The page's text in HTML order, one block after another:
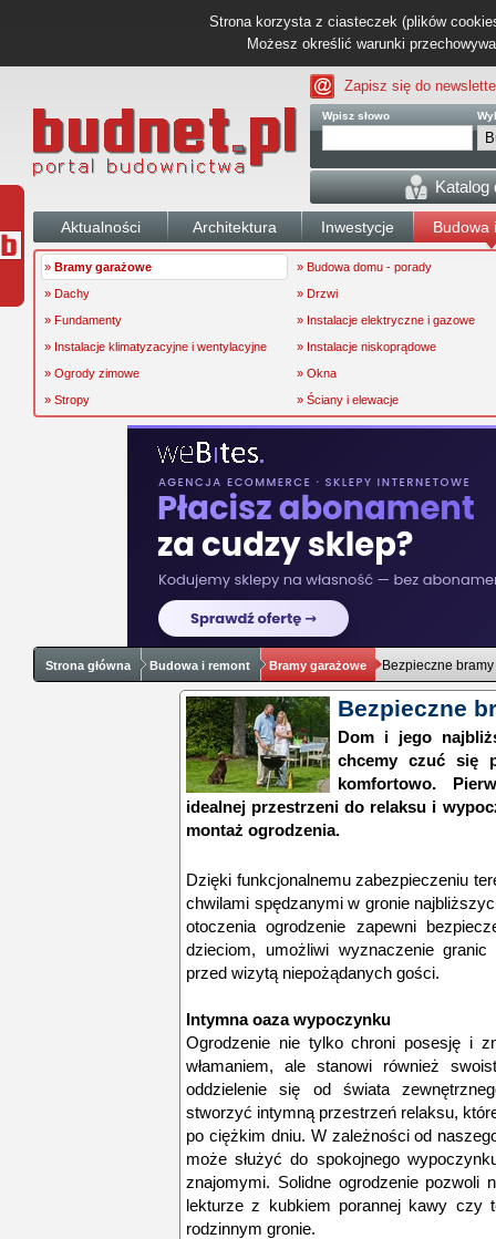
Strona korzysta z ciasteczek (plików
Możesz określić warunki
Zapisz się do
Wpisz słowo
Katalog
Aktualności Architektura Inwestycje Budowa
» Bramy garażowe
» Budowa domu - porady
» Dachy
» Drzwi
» Fundamenty
» Instalacje elektryczne i gazowe
» Instalacje klimatyzacyjne i wentylacyjne
» Instalacje niskoprądowe
» Ogrody zimowe
» Okna
» Stropy
» Ściany i elewacje
Strona główna Budowa i remont Bramy garażowe Bezpieczne
Bezpieczne
Dom i jego
chcemy czuć się
komfortowo.
idealnej przestrzeni do relaksu i
montaż ogrodzenia.
Dzięki funkcjonalnemu zabezpieczeniu
chwilami spędzanymi w gronie
otoczenia ogrodzenie zapewni
dzieciom, umożliwi wyznaczenie
przed wizytą niepożądanych gości.
Intymna oaza wypoczynku
Ogrodzenie nie tylko chroni posesję i
włamaniem, ale stanowi również
oddzielenie się od świata
stworzyć intymną przestrzeń relaksu,
po ciężkim dniu. W zależności od
może służyć do spokojnego
znajomymi. Solidne ogrodzenie pozwoli
lekturze z kubkiem porannej kawy czy
rodzinnym gronie.